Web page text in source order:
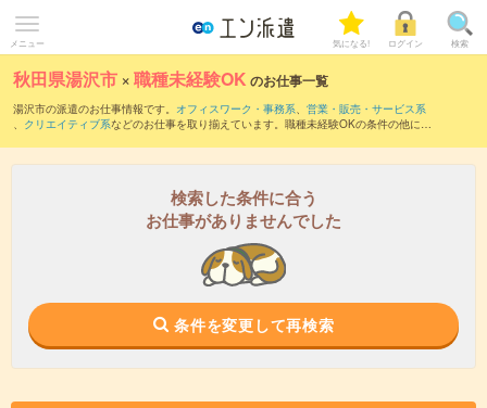
メニュー 気になる! ログイン 検索
秋田県湯沢市 ×職種未経験OK のお仕事一覧
湯沢市の派遣のお仕事情報です。 オフィスワーク・事務系、 営業・販売・サービス系
、 クリエイティブ系などのお仕事を取り揃えています。職種未経験OKの条件の他に、
検索した条件に合う
お仕事がありませんでした
条件を変更して再検索